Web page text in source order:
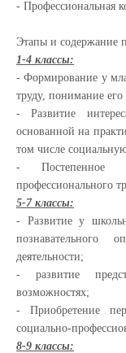
- Профессиональная
Этапы и содержание
1-4 классы:
- Формирование у
труду, понимание
- Развитие
основанной на
том числе
- Постепенное
профессионального
5-7 классы:
- Развитие у
познавательного
деятельности;
- развитие
возможностях;
- Приобретение
социально-
8-9 классы: